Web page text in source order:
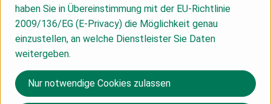
Produktdatenblatt
Herkunft
haben Sie in Übereinstimmung mit der EU-Richtlinie
2009/136/EG (E-Privacy) die Möglichkeit genau
einzustellen, an welche Dienstleister Sie Daten
weitergeben.
Nur notwendige Cookies zulassen